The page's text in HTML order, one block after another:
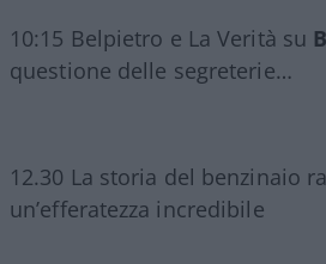
10:15 Belpietro e La Verità su
questione delle segreterie…
12.30 La storia del benzinaio
un’efferatezza incredibile